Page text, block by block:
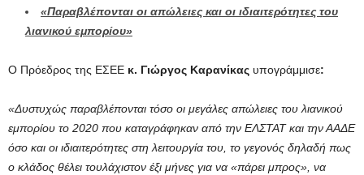
«Παραβλέπονται οι απώλειες και οι ιδιαιτερότητες του
λιανικού εμπορίου»
Ο Πρόεδρος της ΕΣΕΕ κ. Γιώργος Καρανίκας υπογράμμισε:
«Δυστυχώς παραβλέπονται τόσο οι μεγάλες απώλειες του λιανικού
εμπορίου το 2020 που καταγράφηκαν από την ΕΛΣΤΑΤ και την ΑΑΔΕ
όσο και οι ιδιαιτερότητες στη λειτουργία του, το γεγονός δηλαδή πως
ο κλάδος θέλει τουλάχιστον έξι μήνες για να «πάρει μπρος», να